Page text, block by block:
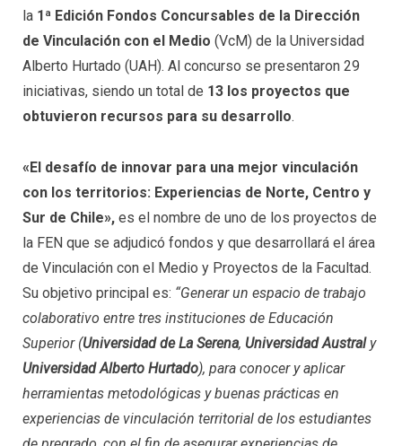
la 1ª Edición Fondos Concursables de la Dirección
de Vinculación con el Medio (VcM) de la Universidad
Alberto Hurtado (UAH). Al concurso se presentaron 29
iniciativas, siendo un total de 13 los proyectos que
obtuvieron recursos para su desarrollo.
«El desafío de innovar para una mejor vinculación
con los territorios: Experiencias de Norte, Centro y
Sur de Chile», es el nombre de uno de los proyectos de
la FEN que se adjudicó fondos y que desarrollará el área
de Vinculación con el Medio y Proyectos de la Facultad.
Su objetivo principal es: “Generar un espacio de trabajo
colaborativo entre tres instituciones de Educación
Superior (Universidad de La Serena, Universidad Australy
Universidad Alberto Hurtado), para conocer y aplicar
herramientas metodológicas y buenas prácticas en
experiencias de vinculación territorial de los estudiantes